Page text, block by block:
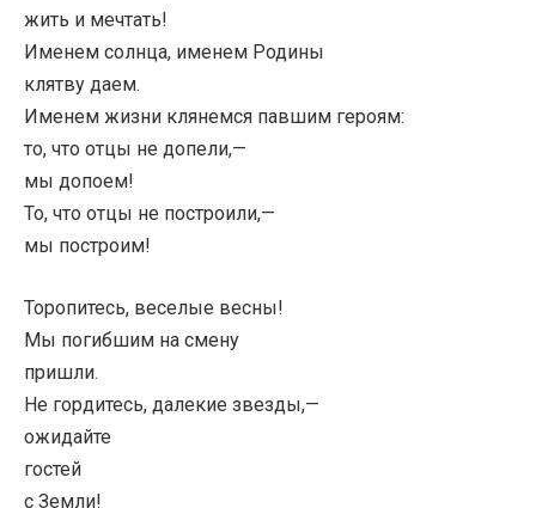
жить и мечтать!
Именем солнца, именем Родины
клятву даем.
Именем жизни клянемся павшим героям:
то, что отцы не допели,—
мы допоем!
То, что отцы не построили,—
мы построим!
Торопитесь, веселые весны!
Мы погибшим на смену
пришли.
Не гордитесь, далекие звезды,—
ожидайте
гостей
с Земли!